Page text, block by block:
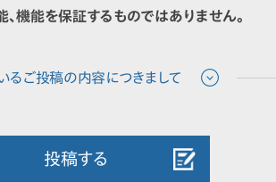
機能を保証するものではありません。
投稿する